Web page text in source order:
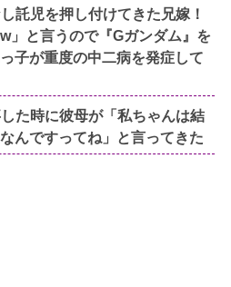
託児を押し付けてきた兄嫁！
」と言うので『Gガンダム』を
子が重度の中二病を発症して
た時に彼母が「私ちゃんは結
んですってね」と言ってきた